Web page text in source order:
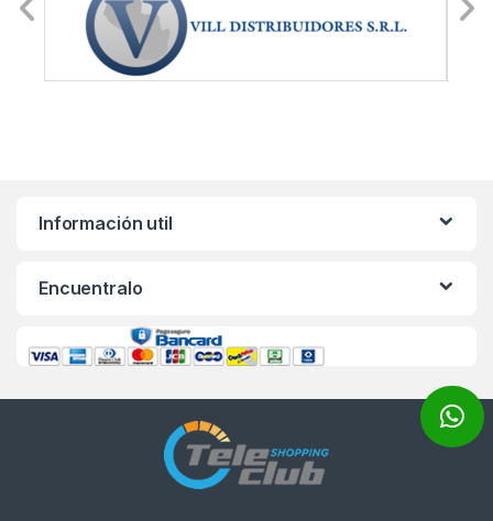
Información util
Encuentralo